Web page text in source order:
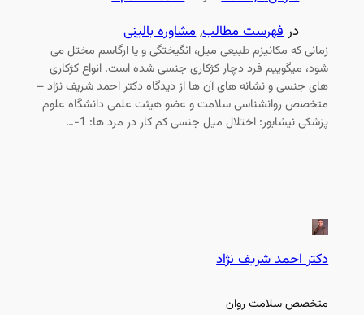
درفهرست مطالب, مشاوره بالینی
زمانی که مکانیزم طبیعی میل، انگیختگی و یا ارگاسم مختل می
شود، میگوییم فرد دچار کژکاری جنسی شده است. انواع کژکاری
های جنسی و نشانه های آن ها از دیدگاه دکتر احمد شریف نژاد –
متخصص روانشناسی سلامت و عضو هیئت علمی دانشگاه علوم
پزشکی نیشابور: اختلال میل جنسی کم کار در مرد ها: 1-…
دکتر احمد شریف نژاد
متخصص سلامت روان